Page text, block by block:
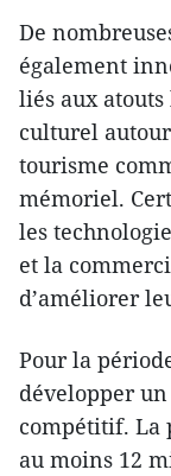
De
également
liés aux
culturel
tourisme
mémoriel.
les
et la
d’améliorer
Pour la
développer
compétitif. La
au moins 12